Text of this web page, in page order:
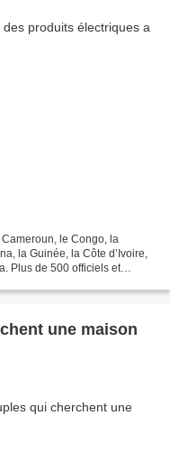
le Congo, la
la Guinée, la Côte d’Ivoire,
Plus de 500 officiels et
une maison